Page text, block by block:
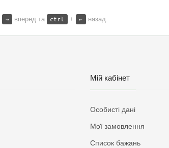
→ вперед та ctrl + ← назад.
Мій кабінет
Особисті дані
Мої замовлення
Список бажань